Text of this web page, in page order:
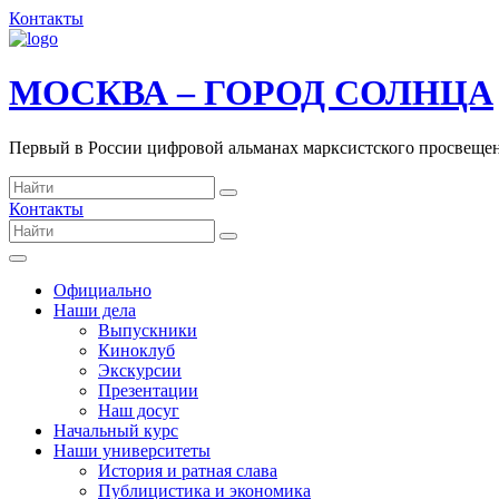
Контакты
МОСКВА – ГОРОД СОЛНЦА
Первый в России цифровой альманах марксистского
Контакты
Официально
Наши дела
Выпускники
Киноклуб
Экскурсии
Презентации
Наш досуг
Начальный курс
Наши университеты
История и ратная слава
Публицистика и экономика